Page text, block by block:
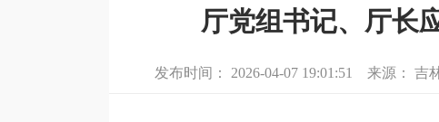
厅党组书记、厅长
发布时间： 2026-04-07 19:01:51 来源： 吉